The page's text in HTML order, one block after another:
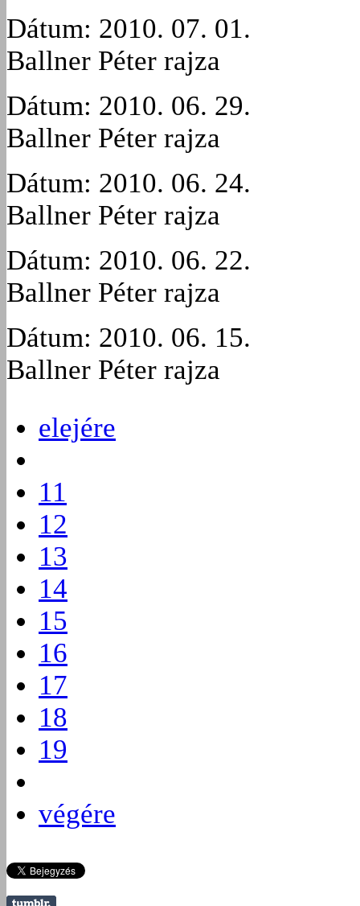
Dátum: 2010. 07. 01.
Ballner Péter rajza
Dátum: 2010. 06. 29.
Ballner Péter rajza
Dátum: 2010. 06. 24.
Ballner Péter rajza
Dátum: 2010. 06. 22.
Ballner Péter rajza
Dátum: 2010. 06. 15.
Ballner Péter rajza
elejére
11
12
13
14
15
16
17
18
19
végére